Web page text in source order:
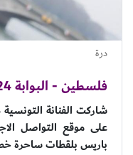
درة
فلسطين - البوابة 24
شاركت الفنانة
على موقع التواصل
باريس​ بلقطات ساحرة